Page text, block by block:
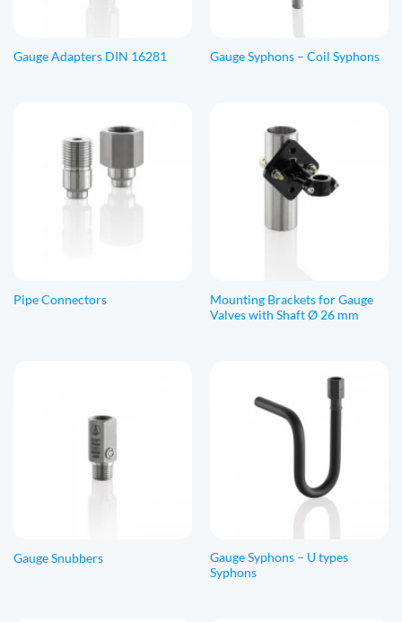
Gauge Adapters DIN 16281 Gauge Syphons – Coil Syphons
Pipe Connectors
Mounting Brackets for Gauge
Valves with Shaft Ø 26 mm
Gauge Snubbers
Gauge Syphons – U types
Syphons